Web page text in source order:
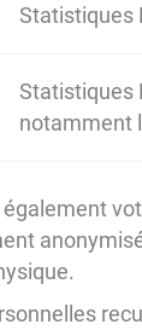
Statistiques
Statistiques
notamment